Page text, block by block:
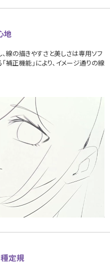
地
線の描きやすさと美しさは専用ソフ
補正機能」により、イメージ通りの線
定規